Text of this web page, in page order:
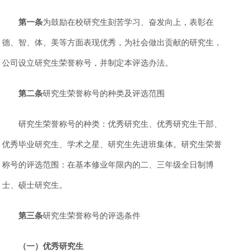
第一条为鼓励在校研究生刻苦学习、奋发向上，表彰在
德、智、体、美等方面表现优秀，为社会做出贡献的研究生，
公司设立研究生荣誉称号，并制定本评选办法。
第二条研究生荣誉称号的种类及评选范围
研究生荣誉称号的种类：优秀研究生、优秀研究生干部、
优秀毕业研究生、学术之星、研究生先进班集体。研究生荣誉
称号的评选范围：在基本修业年限内的二、三年级全日制博
士、硕士研究生。
第三条研究生荣誉称号的评选条件
（一）优秀研究生